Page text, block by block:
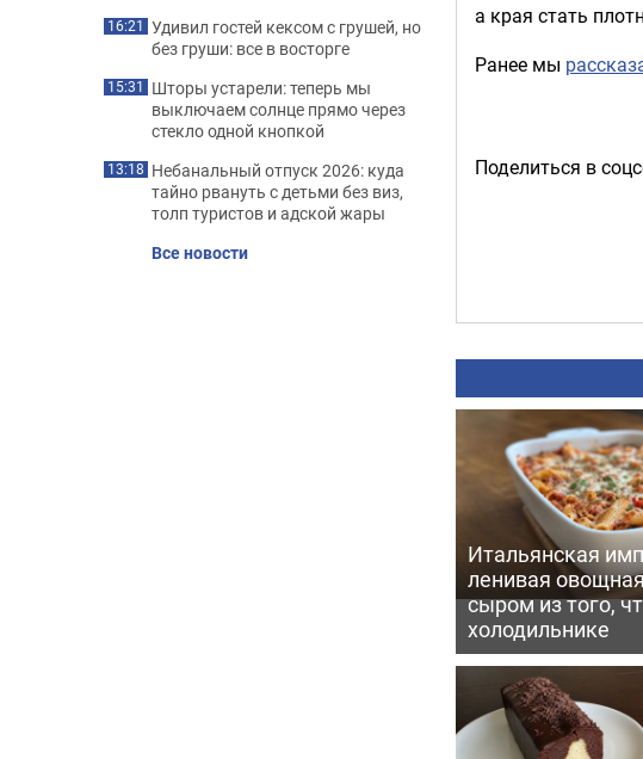
а края стать
Ранее мы
Поделиться в
Итальянская
ленивая
сыром из того,
холодильнике
16:21 Удивил гостей кексом с грушей, но
без груши: все в восторге
15:31 Шторы устарели: теперь мы
выключаем солнце прямо через
стекло одной кнопкой
13:18 Небанальный отпуск 2026: куда
тайно рвануть с детьми без виз,
толп туристов и адской жары
Все новости